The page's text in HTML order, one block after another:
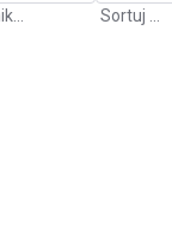
Wyniki na stronę